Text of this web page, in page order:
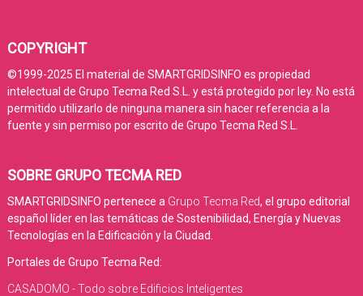
COPYRIGHT
©1999-2025 El material de SMARTGRIDSINFO es propiedad
intelectual de Grupo Tecma Red S.L. y está protegido por ley. No está
permitido utilizarlo de ninguna manera sin hacer referencia a la
fuente y sin permiso por escrito de Grupo Tecma Red S.L.
SOBRE GRUPO TECMA RED
SMARTGRIDSINFO pertenece a Grupo Tecma Red, el grupo editorial
español líder en las temáticas de Sostenibilidad, Energía y Nuevas
Tecnologías en la Edificación y la Ciudad.
Portales de Grupo Tecma Red:
CASADOMO - Todo sobre Edificios Inteligentes